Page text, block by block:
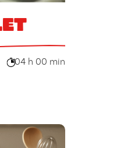
04 h 00 min